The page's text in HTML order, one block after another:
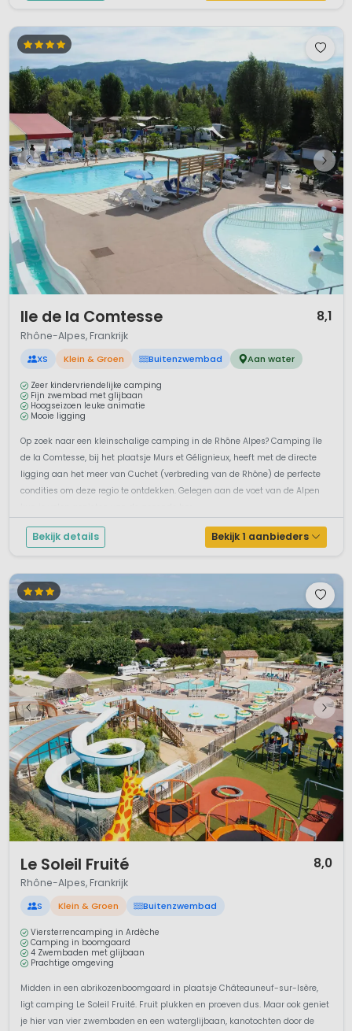
Ile de la Comtesse 8,1
Rhône-Alpes, Frankrijk
XS Klein & Groen Buitenzwembad Aan water
Zeer kindervriendelijke camping
Fijn zwembad met glijbaan
Hoogseizoen leuke animatie
Mooie ligging
Op zoek naar een kleinschalige camping in de Rhône Alpes? Camping île
de la Comtesse, bij het plaatsje Murs et Gélignieux, heeft met de directe
ligging aan het meer van Cuchet (verbreding van de Rhône) de perfecte
condities om deze regio te ontdekken. Gelegen aan de voet van de Alpen
Bekijk details Bekijk 1 aanbieders
Le Soleil Fruité 8,0
Rhône-Alpes, Frankrijk
S Klein & Groen Buitenzwembad
Viersterrencamping in Ardèche
Camping in boomgaard
4 Zwembaden met glijbaan
Prachtige omgeving
Midden in een abrikozenboomgaard in plaatsje Châteauneuf-sur-Isère,
ligt camping Le Soleil Fruité. Fruit plukken en proeven dus. Maar ook geniet
je hier van vier zwembaden en een waterglijbaan, kanotochten door de